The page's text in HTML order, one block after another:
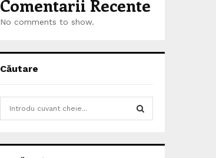
Comentarii Recente
No comments to show.
Căutare